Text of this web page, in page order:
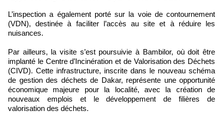
L’inspection a également porté sur la voie de contournement
(VDN), destinée à faciliter l’accès au site et à réduire les
nuisances.
Par ailleurs, la visite s’est poursuivie à Bambilor, où doit être
implanté le Centre d’Incinération et de Valorisation des Déchets
(CIVD). Cette infrastructure, inscrite dans le nouveau schéma
de gestion des déchets de Dakar, représente une opportunité
économique majeure pour la localité, avec la création de
nouveaux emplois et le développement de filières de
valorisation des déchets.